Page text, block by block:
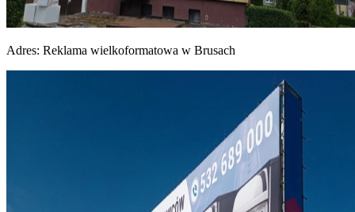
Adres: Reklama wielkoformatowa w Brusach